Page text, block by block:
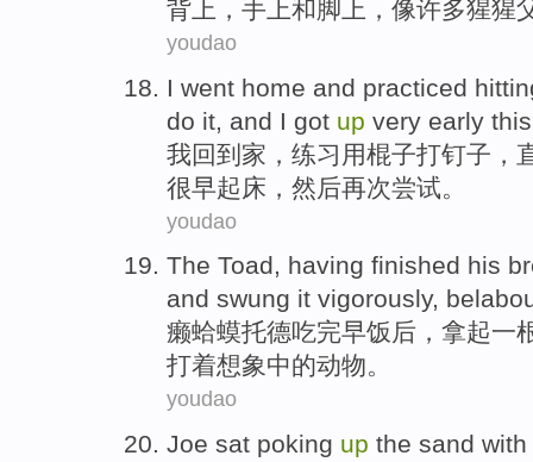
背上 ， 手上和 脚 上，像许多猩猩
youdao
I went home and practiced
do it , and I got up very early
我回到家 ， 练习 用棍子打钉子 ，
很早起床 ， 然后再次尝试 。
youdao
The Toad, having finished his
and swung it vigorously,
癞蛤蟆托德吃完早饭 后， 拿起一
打着想象中的动物。
youdao
Joe sat poking up the sand with